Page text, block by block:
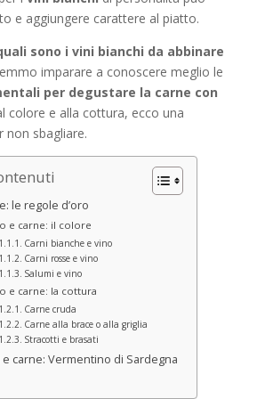
e aggiungere carattere al piatto.
sono i vini bianchi da abbinare
imparare a conoscere meglio le
per degustare la carne con
colore e alla cottura, ecco una
non sbagliare.
le regole d’oro
e carne: il colore
Carni bianche e vino
Carni rosse e vino
Salumi e vino
e carne: la cottura
Carne cruda
Carne alla brace o alla griglia
Stracotti e brasati
carne: Vermentino di Sardegna